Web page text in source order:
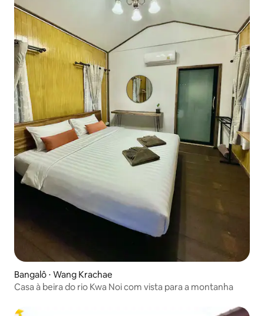
Bangalô ⋅ Wang Krachae
Casa à beira do rio Kwa Noi com vista para a montanha